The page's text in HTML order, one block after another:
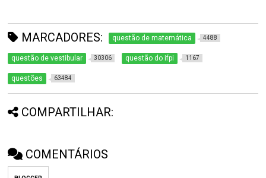
MARCADORES: questão de matemática 4488
questão de vestibular 30306 questão do ifpi 1167
questões 63484
COMPARTILHAR:
COMENTÁRIOS